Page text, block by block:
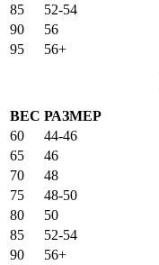
85
52-54
90
56
95
56+
ВЕС РАЗМЕР
60
44-46
65
46
70
48
75
48-50
80
50
85
52-54
90
56+